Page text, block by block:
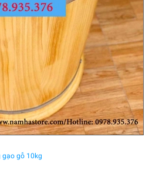
gạo gỗ 10kg